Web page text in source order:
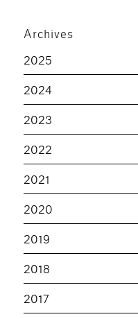
Archives
2025
2024
2023
2022
2021
2020
2019
2018
2017